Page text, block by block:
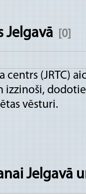
Jelgavā [0]
centrs (JRTC)
izzinoši,
vēsturi.
Jelgavā